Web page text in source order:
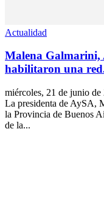
Actualidad
Malena Galmarini,
habilitaron una
miércoles, 21 de junio de
La presidenta de AySA,
la Provincia de Buenos
de la...